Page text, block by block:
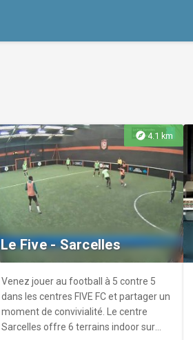
explore4.1 km
Le Five - Sarcelles
Venez jouer au football à 5 contre 5
dans les centres FIVE FC et partager un
moment de convivialité. Le centre
Sarcelles offre 6 terrains indoor sur